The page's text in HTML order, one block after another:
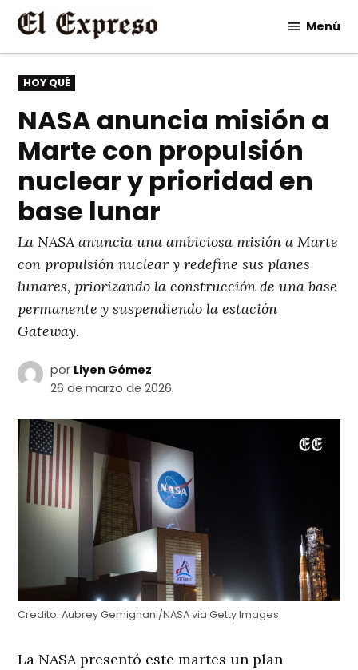
Saltar
contenido
Menú
PUBLICADO
EN
HOY QUÉ
NASA anuncia misión a
Marte con propulsión
nuclear y prioridad en
base lunar
La NASA anuncia una ambiciosa misión a Marte
con propulsión nuclear y redefine sus planes
lunares, priorizando la construcción de una base
permanente y suspendiendo la estación
Gateway.
por Liyen Gómez
26 de marzo de 2026
Credito: Aubrey Gemignani/NASA via Getty Images
La NASA presentó este martes un plan